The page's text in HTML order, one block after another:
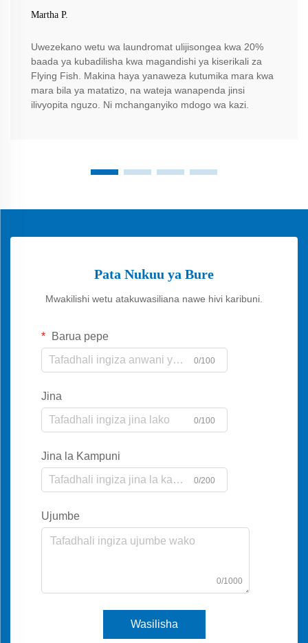
Martha P.
Uwezekano wetu wa laundromat ulijisongea kwa 20%
baada ya kubadilisha kwa magandishi ya kiserikali za
Flying Fish. Makina haya yanaweza kutumika mara kwa
mara bila ya matatizo, na wateja wanapenda jinsi
ilivyopita nguzo. Ni mchanganyiko mdogo wa kazi.
Pata Nukuu ya Bure
Mwakilishi wetu atakuwasiliana nawe hivi karibuni.
Barua pepe
0/100
Jina
0/100
Jina la Kampuni
0/200
Ujumbe
0/1000
Wasilisha